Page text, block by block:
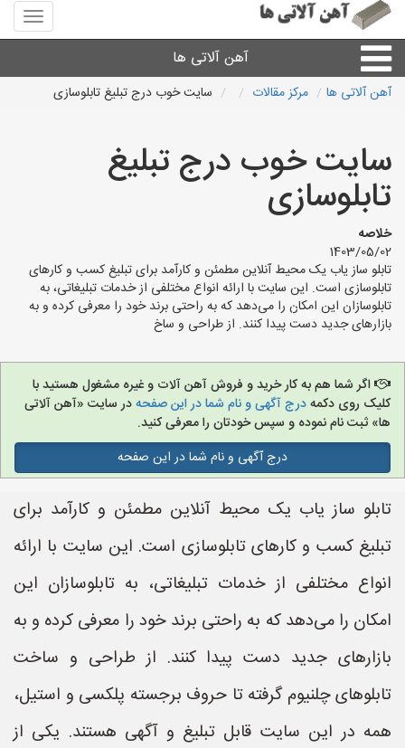
منوی
سایت
آلاتی
آهن آلاتی ها
ورق
سایر آهن آلات
آهن آلاتی های شهرها
آهن آلاتی ها مرکز مقالات سایت خوب درج تبلیغ تابلوسازی
سایت خوب درج تبلیغ
تابلوسازی
خلاصه
1403/05/02
تابلو ساز یاب یک محیط آنلاین مطمئن و کارآمد برای تبلیغ کسب و کارهای
تابلوسازی است. این سایت با ارائه انواع مختلفی از خدمات تبلیغاتی، به
تابلوسازان این امکان را می‌دهد که به راحتی برند خود را معرفی کرده و به
بازارهای جدید دست پیدا کنند. از طراحی و ساخ
اگر شما هم به کار خرید و فروش آهن آلات و غیره مشغول هستید با
کلیک روی دکمهدرج آگهی و نام شما در این صفحهدر سایت «آهن آلاتی
ها» ثبت نام نموده و سپس خودتان را معرفی کنید.
درج آگهی و نام شما در این صفحه
تابلو ساز یاب یک محیط آنلاین مطمئن و کارآمد برای
تبلیغ کسب و کارهای تابلوسازی است. این سایت با ارائه
انواع مختلفی از خدمات تبلیغاتی، به تابلوسازان این
امکان را می‌دهد که به راحتی برند خود را معرفی کرده و به
بازارهای جدید دست پیدا کنند. از طراحی و ساخت
تابلوهای چلنیوم گرفته تا حروف برجسته پلکسی و استیل،
همه در این سایت قابل تبلیغ و آگهی هستند. یکی از